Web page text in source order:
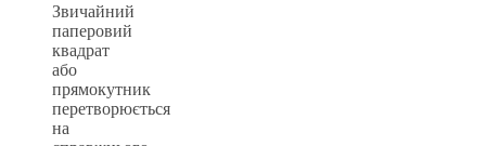
Звичайний
паперовий
квадрат
або
прямокутник
перетворюється
на